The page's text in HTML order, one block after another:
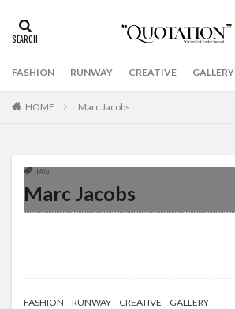
FASHION RUNWAY CREATIVE GALLERY
HOME Marc Jacobs
TAG
Marc Jacobs
FASHION RUNWAY CREATIVE GALLERY